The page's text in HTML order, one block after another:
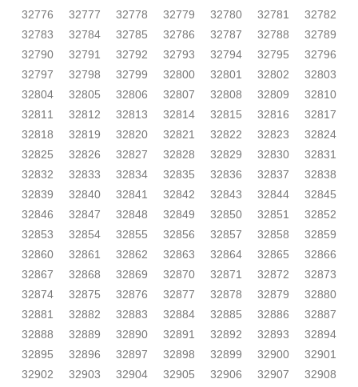
32776
32777 32778 32779 32780 32781
32782
32783
32784 32785 32786 32787 32788
32789
32790
32791 32792 32793 32794 32795
32796
32797
32798 32799 32800 32801 32802
32803
32804
32805 32806 32807 32808 32809
32810
32811
32812 32813 32814 32815 32816
32817
32818
32819 32820 32821 32822 32823
32824
32825
32826 32827 32828 32829 32830
32831
32832
32833 32834 32835 32836 32837
32838
32839
32840 32841 32842 32843 32844
32845
32846
32847 32848 32849 32850 32851
32852
32853
32854 32855 32856 32857 32858
32859
32860
32861 32862 32863 32864 32865
32866
32867
32868 32869 32870 32871 32872
32873
32874
32875 32876 32877 32878 32879
32880
32881
32882 32883 32884 32885 32886
32887
32888
32889 32890 32891 32892 32893
32894
32895
32896 32897 32898 32899 32900
32901
32902
32903 32904 32905 32906 32907
32908